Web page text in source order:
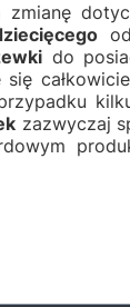
do
zazwyczaj